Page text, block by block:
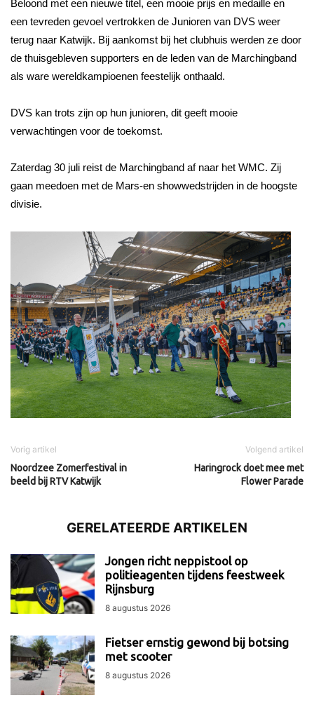
Beloond met een nieuwe titel, een mooie prijs en medaille en
een tevreden gevoel vertrokken de Junioren van DVS weer
terug naar Katwijk. Bij aankomst bij het clubhuis werden ze door
de thuisgebleven supporters en de leden van de Marchingband
als ware wereldkampioenen feestelijk onthaald.
DVS kan trots zijn op hun junioren, dit geeft mooie
verwachtingen voor de toekomst.
Zaterdag 30 juli reist de Marchingband af naar het WMC. Zij
gaan meedoen met de Mars-en showwedstrijden in de hoogste
divisie.
Vorig artikel
Noordzee Zomerfestival in
beeld bij RTV Katwijk
Volgend artikel
Haringrock doet mee met
Flower Parade
GERELATEERDE ARTIKELEN
Jongen richt neppistool op
politieagenten tijdens feestweek
Rijnsburg
8 augustus 2026
Fietser ernstig gewond bij botsing
met scooter
8 augustus 2026